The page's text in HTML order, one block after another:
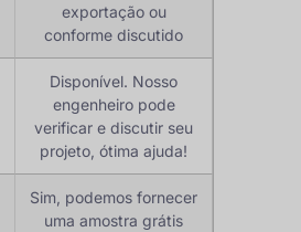
exportação ou
conforme discutido
Disponível. Nosso
engenheiro pode
verificar e discutir seu
projeto, ótima ajuda!
Sim, podemos fornecer
uma amostra grátis